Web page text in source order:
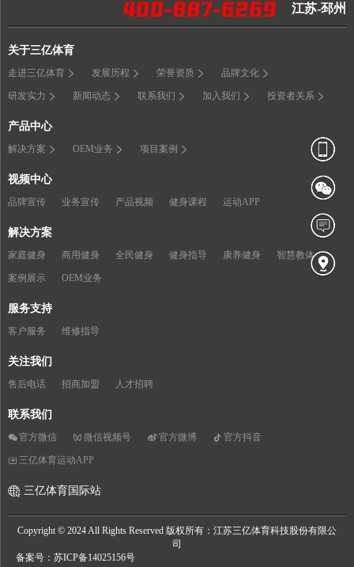
江苏-邳州
关于三亿体育
走进三亿体育 发展历程 荣誉资质 品牌文化
研发实力 新闻动态 联系我们 加入我们 投资者关系
产品中心
解决方案 OEM业务 项目案例
视频中心
品牌宣传 业务宣传 产品视频 健身课程 运动APP
解决方案
家庭健身 商用健身 全民健身 健身指导 康养健身 智慧教体
案例展示 OEM业务
服务支持
客户服务 维修指导
关注我们
售后电话 招商加盟 人才招聘
联系我们
官方微信 微信视频号 官方微博 官方抖音
三亿体育运动APP
三亿体育国际站
Copyright © 2024 All Rights Reserved 版权所有：江苏三亿体育科技股份有限公
司
备案号：苏ICP备14025156号